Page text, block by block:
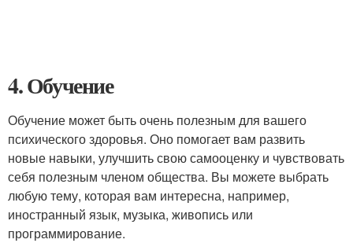
4. Обучение
Обучение может быть очень полезным для вашего
психического здоровья. Оно помогает вам развить
новые навыки, улучшить свою самооценку и чувствовать
себя полезным членом общества. Вы можете выбрать
любую тему, которая вам интересна, например,
иностранный язык, музыка, живопись или
программирование.